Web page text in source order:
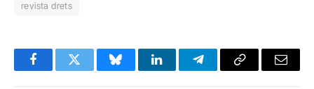
revista drets
FacebookTwitter BlueskyLinkedInTelegramCopy
Email